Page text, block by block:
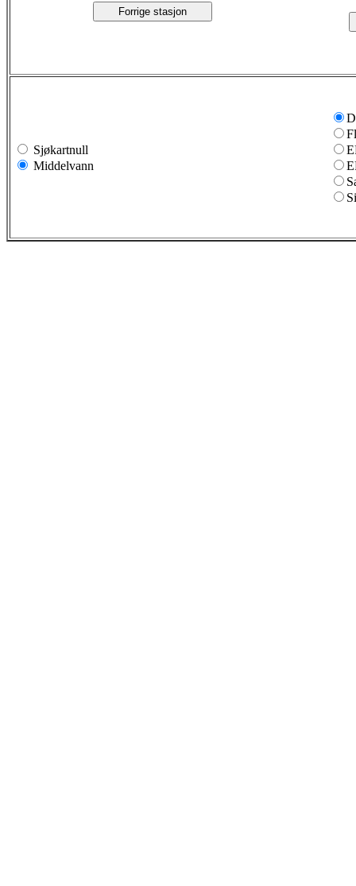
Forrige stasjon
Sjøkartnull
Middelvann